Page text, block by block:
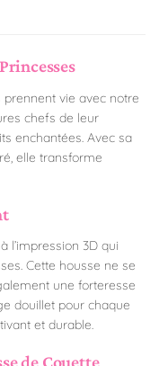
vie avec notre
chefs de leur
enchantées. Avec sa
elle transforme
l’impression 3D qui
Cette housse ne se
une forteresse
douillet pour chaque
et durable.
de Couette